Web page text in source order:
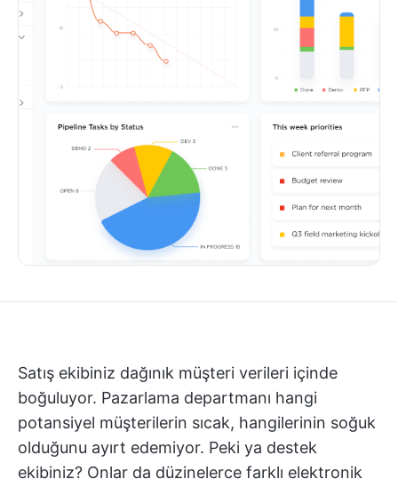
Satış ekibiniz dağınık müşteri verileri içinde
boğuluyor. Pazarlama departmanı hangi
potansiyel müşterilerin sıcak, hangilerinin soğuk
olduğunu ayırt edemiyor. Peki ya destek
ekibiniz? Onlar da düzinelerce farklı elektronik